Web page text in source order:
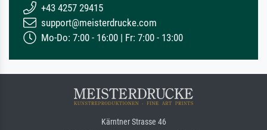
+43 4257 29415
support@meisterdrucke.com
Mo-Do: 7:00 - 16:00 | Fr: 7:00 - 13:00
Kärntner Strasse 46